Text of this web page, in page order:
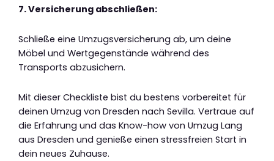
7. Versicherung abschließen:
Schließe eine Umzugsversicherung ab, um deine
Möbel und Wertgegenstände während des
Transports abzusichern.
Mit dieser Checkliste bist du bestens vorbereitet für
deinen Umzug von Dresden nach Sevilla. Vertraue auf
die Erfahrung und das Know-how von Umzug Lang
aus Dresden und genieße einen stressfreien Start in
dein neues Zuhause.